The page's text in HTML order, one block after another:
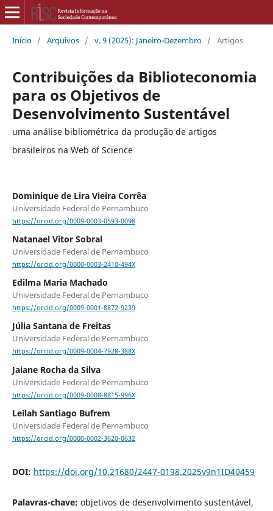
Início / Arquivos / v. 9 (2025): Janeiro-Dezembro / Artigos
Contribuições da Biblioteconomia
para os Objetivos de
Desenvolvimento Sustentável
uma análise bibliométrica da produção de artigos
brasileiros na Web of Science
Dominique de Lira Vieira Corrêa
Universidade Federal de Pernambuco
https://orcid.org/0009-0003-0593-0098
Natanael Vitor Sobral
Universidade Federal de Pernambuco
https://orcid.org/0000-0003-2410-494X
Edilma Maria Machado
Universidade Federal de Pernambuco
https://orcid.org/0009-0001-8872-9239
Júlia Santana de Freitas
Universidade Federal de Pernambuco
https://orcid.org/0009-0004-7928-388X
Jaiane Rocha da Silva
Universidade Federal de Pernambuco
https://orcid.org/0009-0008-8815-996X
Leilah Santiago Bufrem
Universidade Federal de Pernambuco
https://orcid.org/0000-0002-3620-0632
DOI: https://doi.org/10.21680/2447-0198.2025v9n1ID40459
Palavras-chave: objetivos de desenvolvimento sustentável,